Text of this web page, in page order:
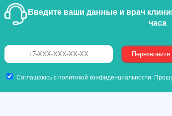
Введите ваши данные и врач
часа
Соглашаюсь с политикой конфиденциальности.